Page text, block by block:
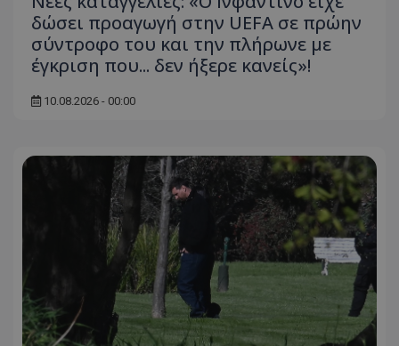
δώσει προαγωγή στην UEFA σε πρώην
σύντροφο του και την πλήρωνε με
έγκριση που... δεν ήξερε κανείς»!
10.08.2026 - 00:00